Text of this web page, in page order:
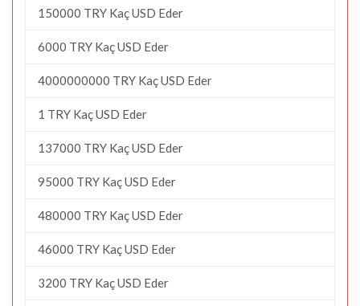
150000 TRY Kaç USD Eder
6000 TRY Kaç USD Eder
4000000000 TRY Kaç USD Eder
1 TRY Kaç USD Eder
137000 TRY Kaç USD Eder
95000 TRY Kaç USD Eder
480000 TRY Kaç USD Eder
46000 TRY Kaç USD Eder
3200 TRY Kaç USD Eder